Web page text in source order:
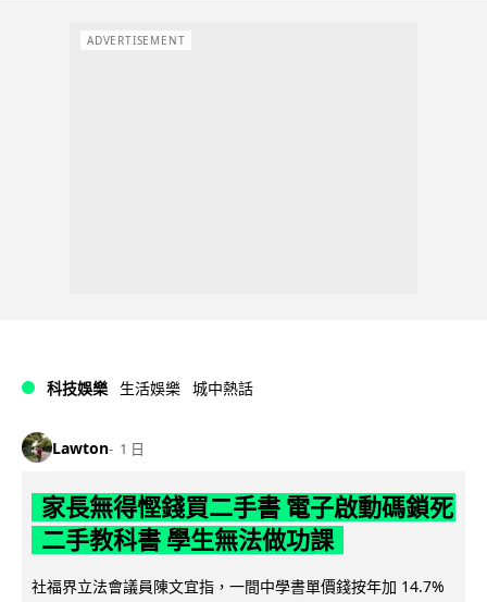
ADVERTISEMENT
科技娛樂 生活娛樂 城中熱話
Lawton 1 日
家長無得慳錢買二手書 電子啟動碼鎖死
二手教科書 學生無法做功課
社福界立法會議員陳文宜指，一間中學書單價錢按年加 14.7%